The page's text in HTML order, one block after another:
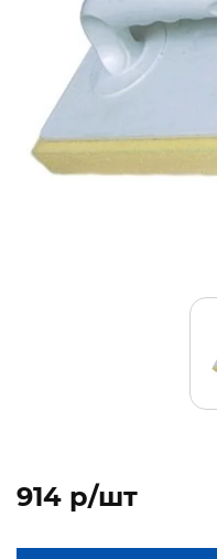
914 p/шт